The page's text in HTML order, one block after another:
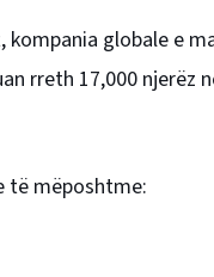
globale e
rreth 17,000 njerëz
të mëposhtme: